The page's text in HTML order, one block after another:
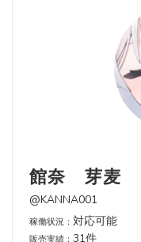
館奈 芽麦
@KANNA001
稼働状況： 対応可能
販売実績： 31件